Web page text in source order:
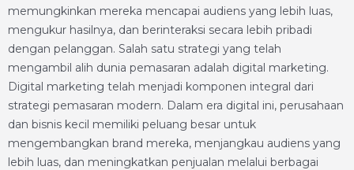
memungkinkan mereka mencapai audiens yang lebih luas,
mengukur hasilnya, dan berinteraksi secara lebih pribadi
dengan pelanggan. Salah satu strategi yang telah
mengambil alih dunia pemasaran adalah digital marketing.
Digital marketing telah menjadi komponen integral dari
strategi pemasaran modern. Dalam era digital ini, perusahaan
dan bisnis kecil memiliki peluang besar untuk
mengembangkan brand mereka, menjangkau audiens yang
lebih luas, dan meningkatkan penjualan melalui berbagai